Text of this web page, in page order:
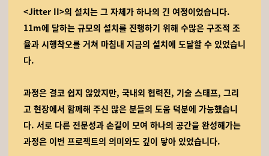
<Jitter II>의 설치는 그 자체가 하나의 긴 여정이었습니다.
11m에 달하는 규모의 설치를 진행하기 위해 수많은 구조적 조
율과 시행착오를 거쳐 마침내 지금의 설치에 도달할 수 있었습니
다.
과정은 결코 쉽지 않았지만, 국내외 협력진, 기술 스태프, 그리
고 현장에서 함께해 주신 많은 분들의 도움 덕분에 가능했습니
다. 서로 다른 전문성과 손길이 모여 하나의 공간을 완성해가는
과정은 이번 프로젝트의 의미와도 깊이 닿아 있었습니다.